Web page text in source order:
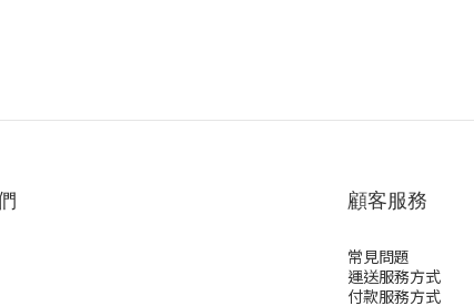
顧客服務
常見問題
運送服務方式
付款服務方式